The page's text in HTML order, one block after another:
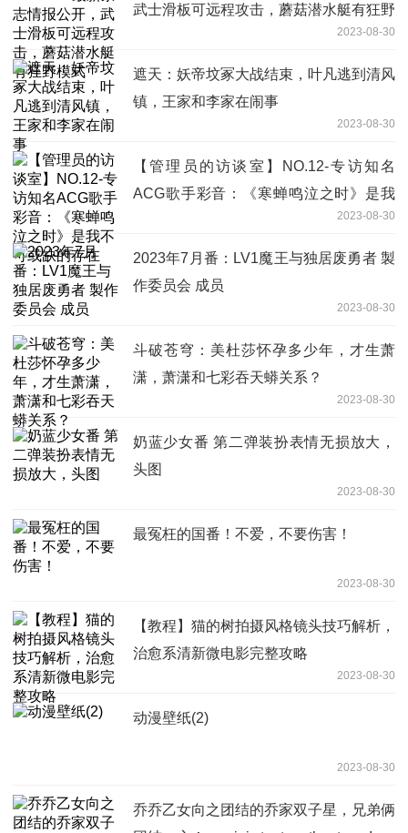
武士滑板可远程攻击，蘑菇潜水艇有狂野
2023-08-30
遮天：妖帝坟冢大战结束，叶凡逃到清风
镇，王家和李家在闹事
2023-08-30
【管理员的访谈室】NO.12-专访知名
ACG歌手彩音：《寒蝉鸣泣之时》是我
2023-08-30
2023年7月番：LV1魔王与独居废勇者 製
作委员会 成员
2023-08-30
斗破苍穹：美杜莎怀孕多少年，才生萧
潇，萧潇和七彩吞天蟒关系？
2023-08-30
奶蓝少女番 第二弹装扮表情无损放大，
头图
2023-08-30
最冤枉的国番！不爱，不要伤害！
2023-08-30
【教程】猫的树拍摄风格镜头技巧解析，
治愈系清新微电影完整攻略
2023-08-30
动漫壁纸(2)
2023-08-30
乔乔乙女向之团结的乔家双子星，兄弟俩